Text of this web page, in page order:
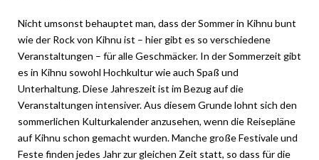
Nicht umsonst behauptet man, dass der Sommer in Kihnu bunt
wie der Rock von Kihnu ist – hier gibt es so verschiedene
Veranstaltungen – für alle Geschmäcker. In der Sommerzeit gibt
es in Kihnu sowohl Hochkultur wie auch Spaß und
Unterhaltung. Diese Jahreszeit ist im Bezug auf die
Veranstaltungen intensiver. Aus diesem Grunde lohnt sich den
sommerlichen Kulturkalender anzusehen, wenn die Reisepläne
auf Kihnu schon gemacht wurden. Manche große Festivale und
Feste finden jedes Jahr zur gleichen Zeit statt, so dass für die